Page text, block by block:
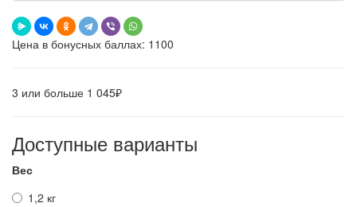
Цена в бонусных баллах: 1100
3 или больше 1 045₽
Доступные варианты
Вес
1,2 кг